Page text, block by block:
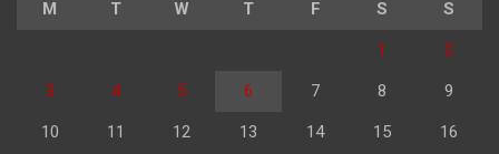
M T W T F S S
1 2
3 4 5 6 7 8 9
10 11 12 13 14 15 16